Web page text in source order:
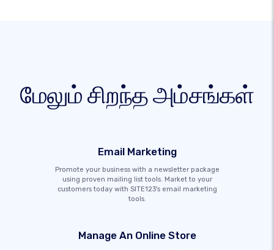
மேலும் சிறந்த அம்சங்கள்
Email Marketing
Promote your business with a newsletter package
using proven mailing list tools. Market to your
customers today with SITE123's email marketing
tools.
Manage An Online Store